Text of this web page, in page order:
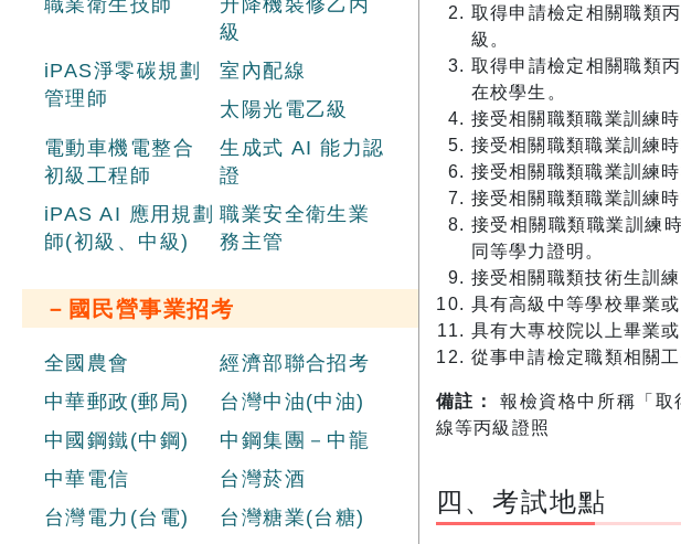
職業衛生技師
升降機裝修乙丙
級
iPAS淨零碳規劃
管理師
室內配線
太陽光電乙級
電動車機電整合
初級工程師
生成式 AI 能力認
證
iPAS AI 應用規劃
師(初級、中級)
職業安全衛生業
務主管
－國民營事業招考
全國農會
經濟部聯合招考
中華郵政(郵局)
台灣中油(中油)
中國鋼鐵(中鋼)
中鋼集團－中龍
中華電信
台灣菸酒
台灣電力(台電)
台灣糖業(台糖)
取得申請檢定相關職類
級。
取得申請檢定相關職類
在校學生。
接受相關職類職業訓練
接受相關職類職業訓練
接受相關職類職業訓練
接受相關職類職業訓練
接受相關職類職業訓練
同等學力證明。
接受相關職類技術生訓
具有高級中等學校畢業
具有大專校院以上畢業
從事申請檢定職類相關
備註：
報檢資格中所稱「
線等丙級證照
四、考試地點